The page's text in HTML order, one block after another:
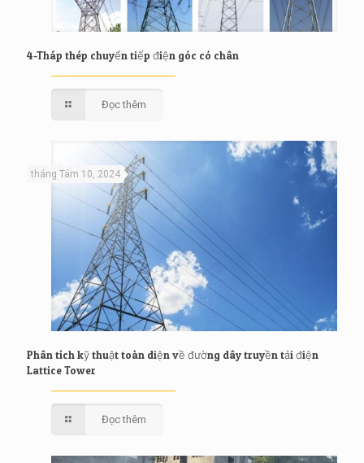
4-Tháp thép chuyển tiếp điện góc có chân
Đọc thêm
tháng Tám 10, 2024
Phân tích kỹ thuật toàn diện về đường dây truyền tải điện
Lattice Tower
Đọc thêm